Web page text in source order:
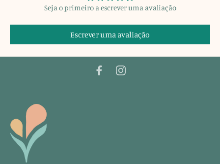
Seja o primeiro a escrever uma avaliação
Escrever uma avaliação